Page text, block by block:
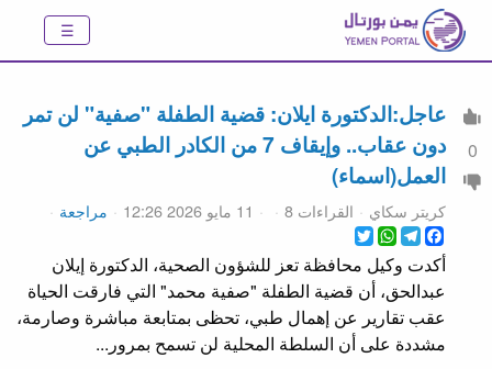
0
عاجل:الدكتورة ايلان: قضية الطفلة "صفية" لن تمر
دون عقاب.. وإيقاف 7 من الكادر الطبي عن
العمل(اسماء)
كريتر سكاي القراءات 8 11 مايو 2026 12:26
مراجعة
Twitter
WhatsApp
Telegram
Facebook
​أكدت وكيل محافظة تعز للشؤون الصحية، الدكتورة إيلان
عبدالحق، أن قضية الطفلة "صفية محمد" التي فارقت الحياة
عقب تقارير عن إهمال طبي، تحظى بمتابعة مباشرة وصارمة،
مشددة على أن السلطة المحلية لن تسمح بمرور...